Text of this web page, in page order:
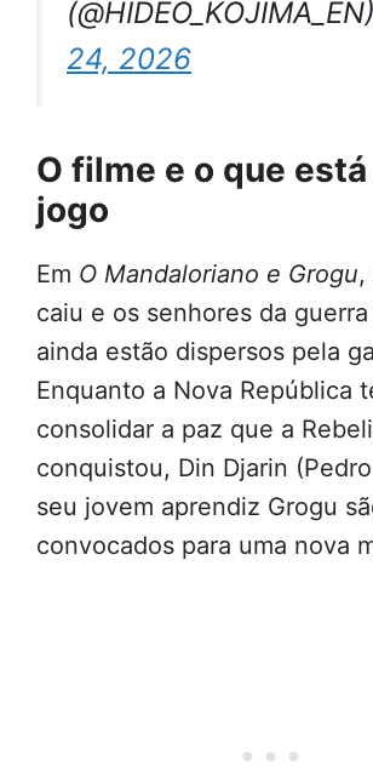
(@HIDEO_KOJIMA_EN)
24, 2026
O filme e o que está
jogo
Em O Mandaloriano e Grogu,
caiu e os senhores da
ainda estão dispersos pela
Enquanto a Nova República
consolidar a paz que a
conquistou, Din Djarin
seu jovem aprendiz Grogu
convocados para uma nova